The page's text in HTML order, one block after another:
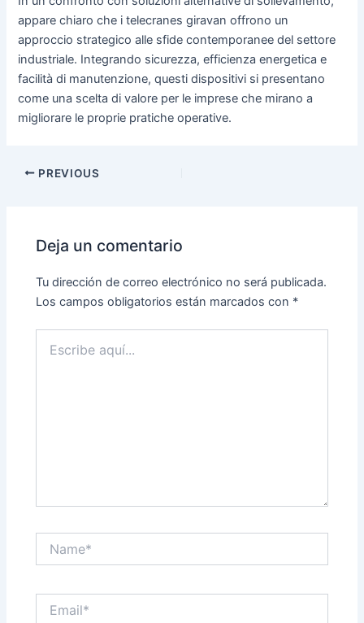
appare chiaro che i telecranes giravan offrono un
approccio strategico alle sfide contemporanee del settore
industriale. Integrando sicurezza, efficienza energetica e
facilità di manutenzione, questi dispositivi si presentano
come una scelta di valore per le imprese che mirano a
migliorare le proprie pratiche operative.
PREVIOUS
Deja un comentario
Tu dirección de correo electrónico no será publicada.
Los campos obligatorios están marcados con *
aquí...